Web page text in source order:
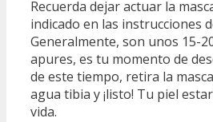
Recuerda dejar actuar la
indicado en las instrucciones
Generalmente, son unos 15-
apures, es tu momento de
de este tiempo, retira la
agua tibia y ¡listo! Tu piel
vida.